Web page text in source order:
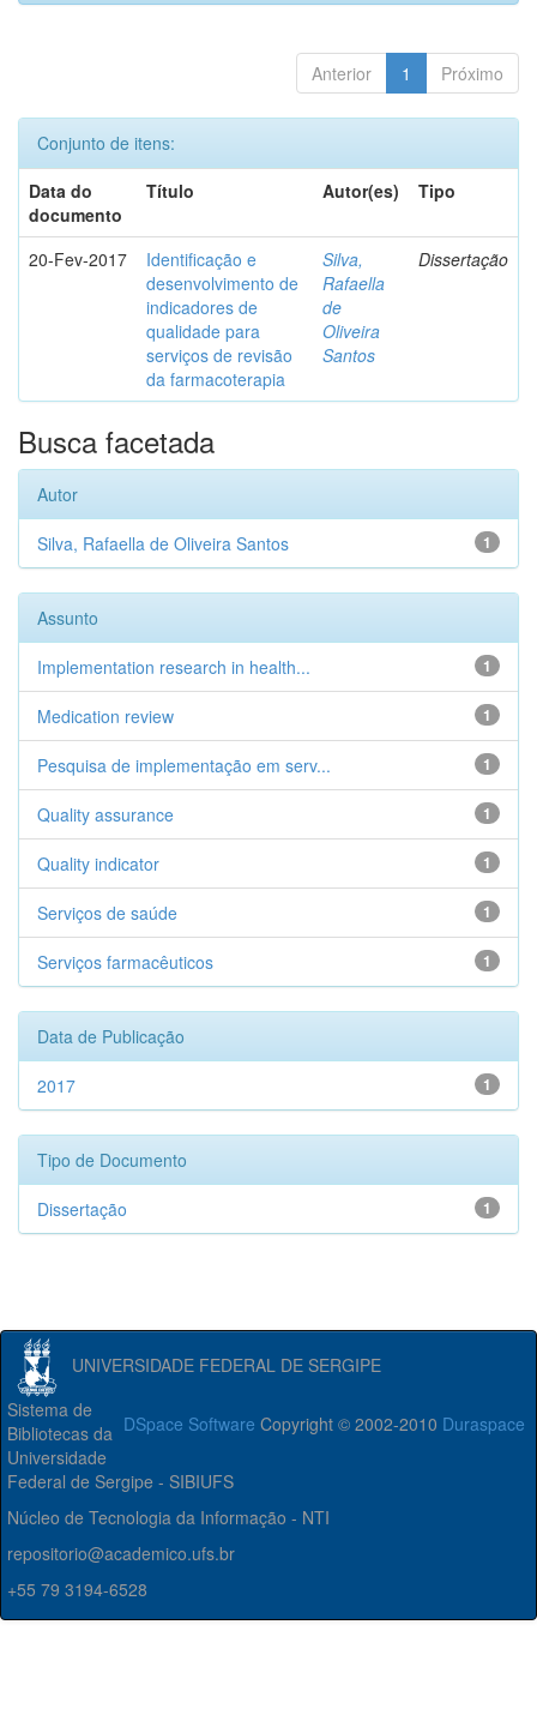
Anterior 1 Próximo
Conjunto de itens:
Data do
documento
Título Autor(es) Tipo
20-Fev-2017
Identificação e
desenvolvimento de
indicadores de
qualidade para
serviços de revisão
da farmacoterapia
Silva,
Rafaella
de
Oliveira
Santos
Dissertação
Busca facetada
Autor
1
Silva, Rafaella de Oliveira Santos
Assunto
1
Implementation research in health...
1
Medication review
1
Pesquisa de implementação em serv...
1
Quality assurance
1
Quality indicator
1
Serviços de saúde
1
Serviços farmacêuticos
Data de Publicação
1
2017
Tipo de Documento
1
Dissertação
UNIVERSIDADE FEDERAL DE SERGIPE
DSpace Software Copyright © 2002-2010 Duraspace
Sistema de
Bibliotecas da
Universidade
Federal de Sergipe - SIBIUFS
Núcleo de Tecnologia da Informação - NTI
repositorio@academico.ufs.br
+55 79 3194-6528